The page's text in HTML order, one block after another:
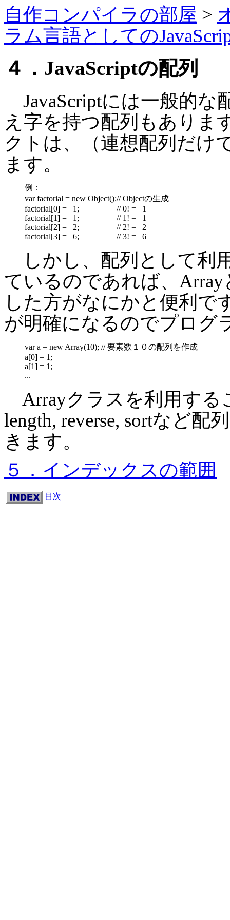
自作コンパイラの部屋 >
ラム言語としての
４．JavaScriptの配列
JavaScriptには一般的な
え字を持つ配列もありま
クトは、（連想配列だけ
ます。
例：
var factorial = new Object();// Objectの生成
factorial[0] = 1;
// 0! = 1
factorial[1] = 1;
// 1! = 1
factorial[2] = 2;
// 2! = 2
factorial[3] = 6;
// 3! = 6
しかし、配列として利
ているのであれば、
した方がなにかと便利で
が明確になるのでプログ
var a = new Array(10); // 要素数１０の配列を作成
a[0] = 1;
a[1] = 1;
...
Arrayクラスを利用する
length, reverse, sortなど
きます。
５．インデックスの範囲
目次